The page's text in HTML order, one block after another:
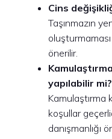
Cins
Taşınmazın
önerilir.
yapılabilir mi?
Kamulaştırma
koşullar
danışmanlığı